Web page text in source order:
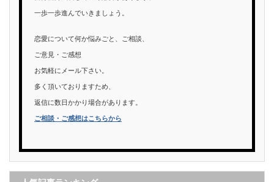
一歩一歩進んでいきましょう。
恋愛について何か悩みごと、ご相談、
ご意見・ご感想
お気軽にメール下さい。
多く頂いておりますため、
返信に数日かかり場合があります。
ご相談・ご感想はこちらから